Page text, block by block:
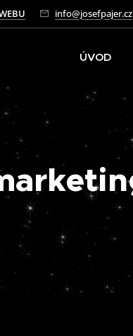
info@josefpajer.cz
ÚVOD